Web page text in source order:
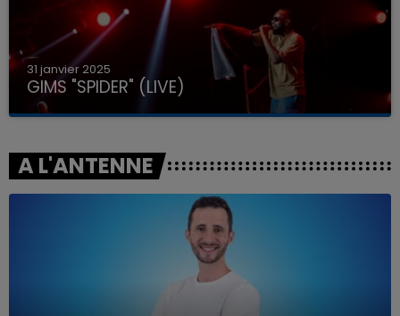
31 janvier 2025
GIMS "SPIDER" (LIVE)
A L'ANTENNE